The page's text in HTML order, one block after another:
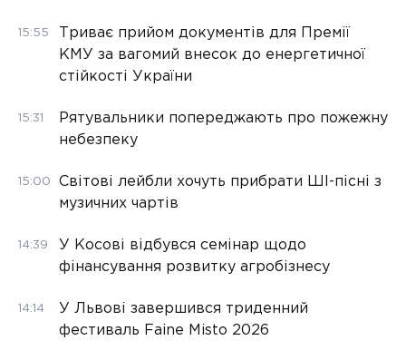
15:55
Триває прийом документів для Премії
КМУ за вагомий внесок до енергетичної
стійкості України
15:31
Рятувальники попереджають про пожежну
небезпеку
15:00
Світові лейбли хочуть прибрати ШІ-пісні з
музичних чартів
14:39
У Косові відбувся семінар щодо
фінансування розвитку агробізнесу
14:14
У Львові завершився триденний
фестиваль Faine Misto 2026